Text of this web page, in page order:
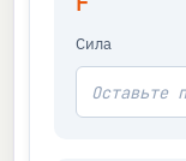
Сила